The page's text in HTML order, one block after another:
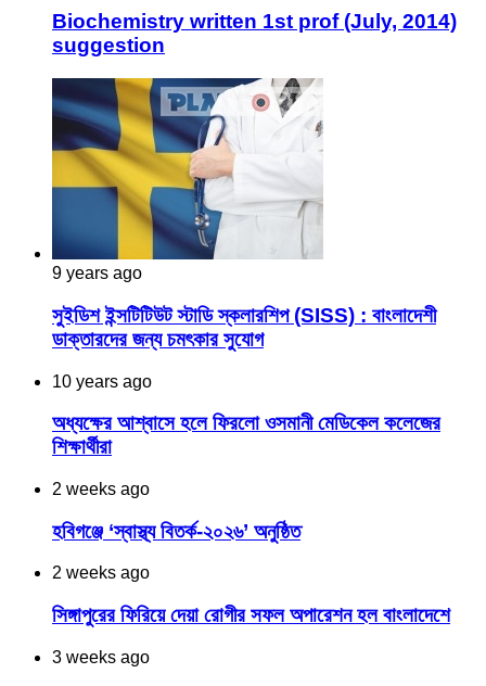
Biochemistry written 1st prof (July, 2014)
suggestion
9 years ago
সুইডিশ ইন্সটিটিউট স্টাডি স্কলারশিপ (SISS) : বাংলাদেশী
ডাক্তারদের জন্য চমৎকার সুযোগ
10 years ago
অধ্যক্ষের আশ্বাসে হলে ফিরলো ওসমানী মেডিকেল কলেজের
শিক্ষার্থীরা
2 weeks ago
হবিগঞ্জে ‘স্বাস্থ্য বিতর্ক-২০২৬’ অনুষ্ঠিত
2 weeks ago
সিঙ্গাপুরের ফিরিয়ে দেয়া রোগীর সফল অপারেশন হল বাংলাদেশে
3 weeks ago